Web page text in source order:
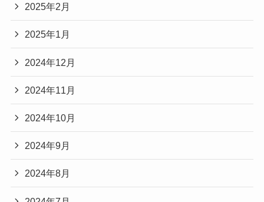
2025年2月
2025年1月
2024年12月
2024年11月
2024年10月
2024年9月
2024年8月